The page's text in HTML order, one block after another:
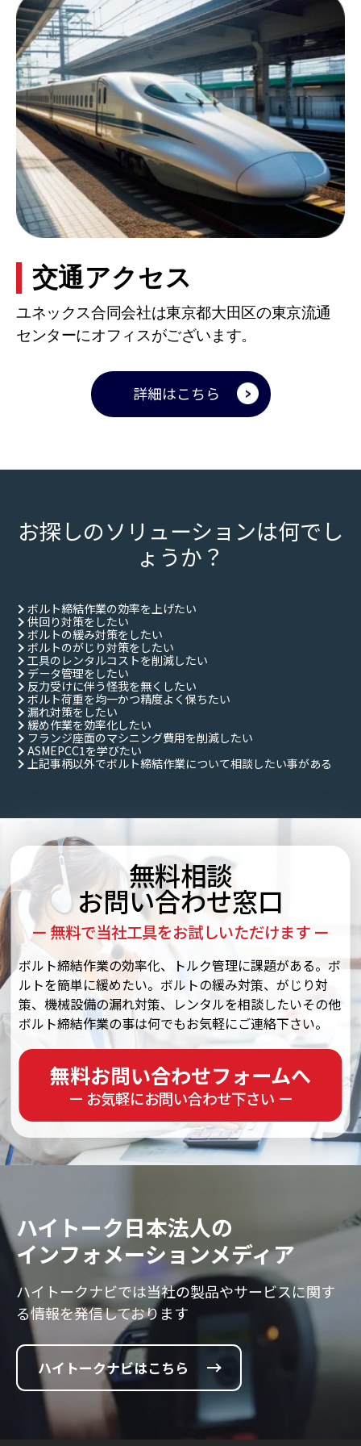
交通アクセス
ユネックス合同会社は東京都大田区の東京流通
センターにオフィスがございます。
詳細はこちら
お探しのソリューションは何でし
ょうか？
ボルト締結作業の効率を上げたい
供回り対策をしたい
ボルトの緩み対策をしたい
ボルトのがじり対策をしたい
工具のレンタルコストを削減したい
データ管理をしたい
反力受けに伴う怪我を無くしたい
ボルト荷重を均一かつ精度よく保ちたい
漏れ対策をしたい
緩め作業を効率化したい
フランジ座面のマシニング費用を削減したい
ASMEPCC1を学びたい
上記事柄以外でボルト締結作業について相談したい事がある
無料相談
お問い合わせ窓口
ー 無料で当社工具をお試しいただけます ー
ボルト締結作業の効率化、トルク管理に課題がある。ボ
ルトを簡単に緩めたい。ボルトの緩み対策、がじり対
策、機械設備の漏れ対策、レンタルを相談したいその他
ボルト締結作業の事は何でもお気軽にご連絡下さい。
無料お問い合わせフォームへ
ー お気軽にお問い合わせ下さい ー
ハイトーク日本法人の
インフォメーションメディア
ハイトークナビでは当社の製品やサービスに関す
る情報を発信しております
ハイトークナビはこちら